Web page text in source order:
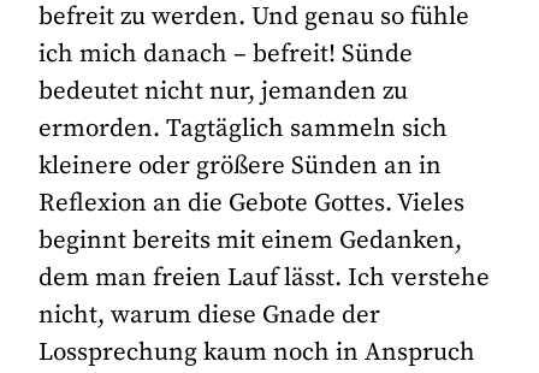
befreit zu werden. Und genau so fühle
ich mich danach – befreit! Sünde
bedeutet nicht nur, jemanden zu
ermorden. Tagtäglich sammeln sich
kleinere oder größere Sünden an in
Reflexion an die Gebote Gottes. Vieles
beginnt bereits mit einem Gedanken,
dem man freien Lauf lässt. Ich verstehe
nicht, warum diese Gnade der
Lossprechung kaum noch in Anspruch